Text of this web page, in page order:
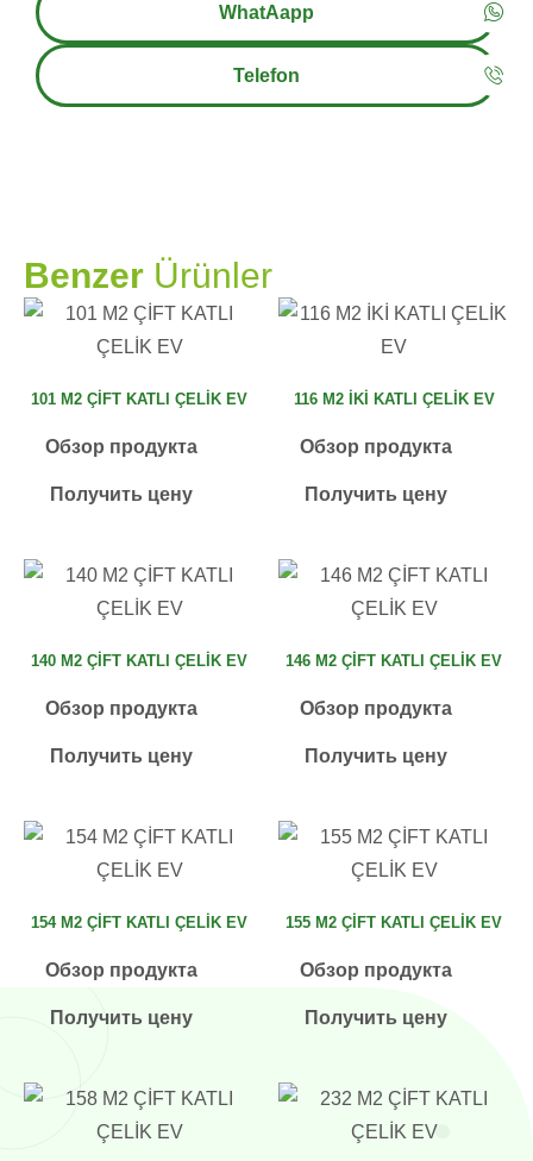
WhatAapp
Telefon
PRAMO
Benzer Ürünler
101 M2 ÇİFT KATLI ÇELİK EV
Обзор продукта
Получить цену
116 M2 İKİ KATLI ÇELİK EV
Обзор продукта
Получить цену
140 M2 ÇİFT KATLI ÇELİK EV
Обзор продукта
Получить цену
146 M2 ÇİFT KATLI ÇELİK EV
Обзор продукта
Получить цену
154 M2 ÇİFT KATLI ÇELİK EV
Обзор продукта
Получить цену
155 M2 ÇİFT KATLI ÇELİK EV
Обзор продукта
Получить цену